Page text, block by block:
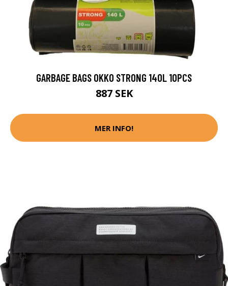
GARBAGE BAGS OKKO STRONG 140L 10PCS
887 SEK
MER INFO!